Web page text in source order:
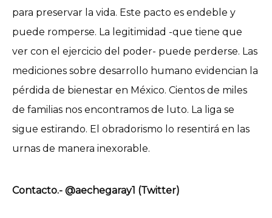
para preservar la vida. Este pacto es endeble y
puede romperse. La legitimidad -que tiene que
ver con el ejercicio del poder- puede perderse. Las
mediciones sobre desarrollo humano evidencian la
pérdida de bienestar en México. Cientos de miles
de familias nos encontramos de luto. La liga se
sigue estirando. El obradorismo lo resentirá en las
urnas de manera inexorable.
Contacto.- @aechegaray1 (Twitter)